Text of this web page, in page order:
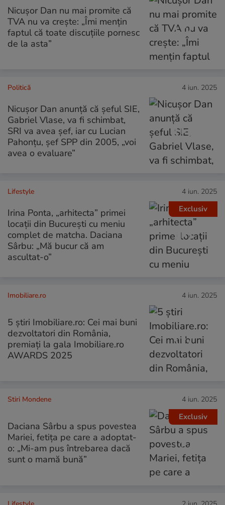
Nicușor Dan nu mai promite că
TVA nu va crește: „Îmi mențin
faptul că toate discuțiile pornesc
de la asta”
Politică 4 iun. 2025
Nicușor Dan anunță că șeful SIE,
Gabriel Vlase, va fi schimbat,
SRI va avea șef, iar cu Lucian
Pahonțu, șef SPP din 2005, „voi
avea o evaluare”
Exclusiv
Lifestyle 4 iun. 2025
Irina Ponta, „arhitecta” primei
locații din București cu meniu
complet de matcha. Daciana
Sârbu: „Mă bucur că am
ascultat-o”
Imobiliare.ro 4 iun. 2025
5 știri Imobiliare.ro: Cei mai buni
dezvoltatori din România,
premiați la gala Imobiliare.ro
AWARDS 2025
Exclusiv
Stiri Mondene 4 iun. 2025
Daciana Sârbu a spus povestea
Mariei, fetița pe care a adoptat-
o: „Mi-am pus întrebarea dacă
sunt o mamă bună”